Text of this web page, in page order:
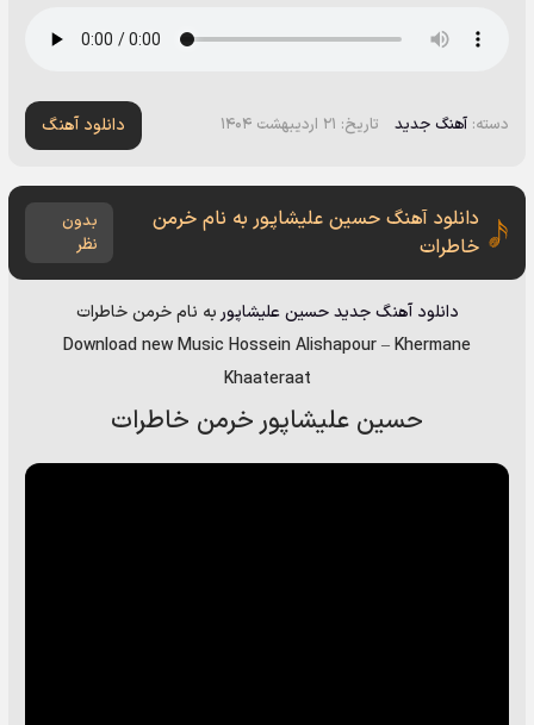
دسته: آهنگ جدید تاریخ: ۲۱ اردیبهشت ۱۴۰۴ دانلود آهنگ
دانلود آهنگ حسین علیشاپور به نام خرمن
خاطرات
بدون
نظر
دانلود آهنگ جدید حسین علیشاپور به نامخرمن خاطرات
Download new Music Hossein Alishapour–Khermane
Khaateraat
حسین علیشاپور خرمن خاطرات